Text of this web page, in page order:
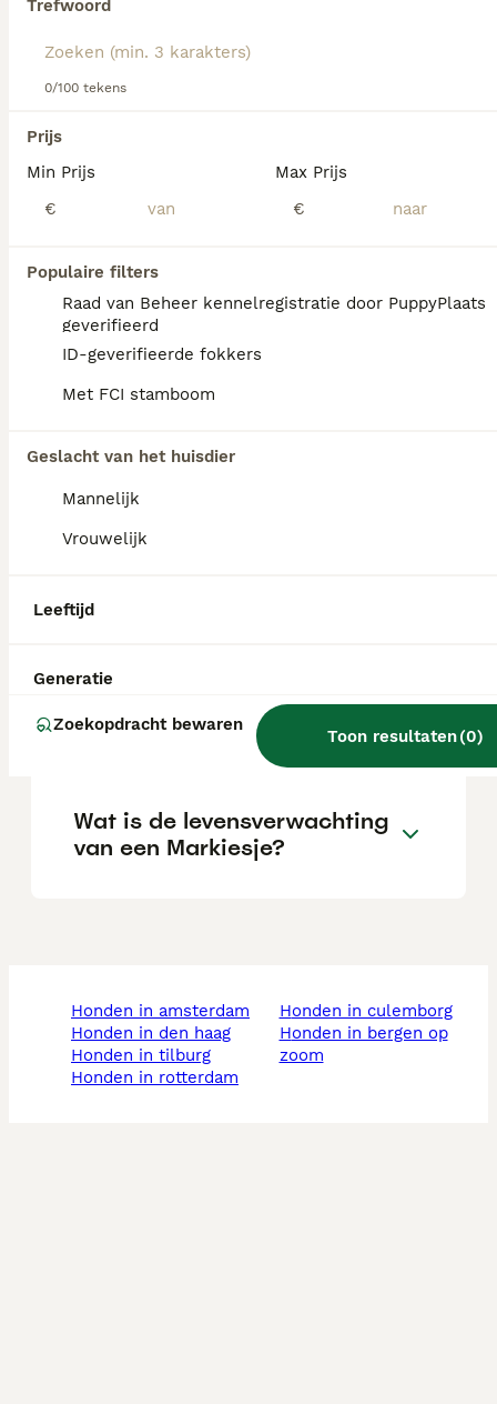
Trefwoord
0/100 tekens
Prijs
Min Prijs
€
Max Prijs
€
Populaire filters
Raad van Beheer kennelregistratie door PuppyPlaats
geverifieerd
ID-geverifieerde fokkers
Met FCI stamboom
Geslacht van het huisdier
Mannelijk
Vrouwelijk
Leeftijd
Generatie
Zoekopdracht bewaren
Toon resultaten(0)
hondenras.
We hebben 0 Markiesje Honden ter dekking in
Als je toekomstige resultaten wil zien voor deze
exacte zoekopdracht, sla dan je zoekopdracht op en
vind jouw perfecte hond:
Zoekopdracht bewaren
FAQ's
Is een Markiesje een
makkelijke hond?
Het Markiesje is een makkelijke hond die
eerst een hond nemen. Hij laat zich goed
wandelingen en avonturen.
Kan een Markiesje alleen
Wat kost een Markiesje pup?
Wat is de levensverwachting
van een Markiesje?
honden in amsterdam
honden in den haag
honden in tilburg
honden in rotterdam
honden in culemborg
honden in bergen op
zoom